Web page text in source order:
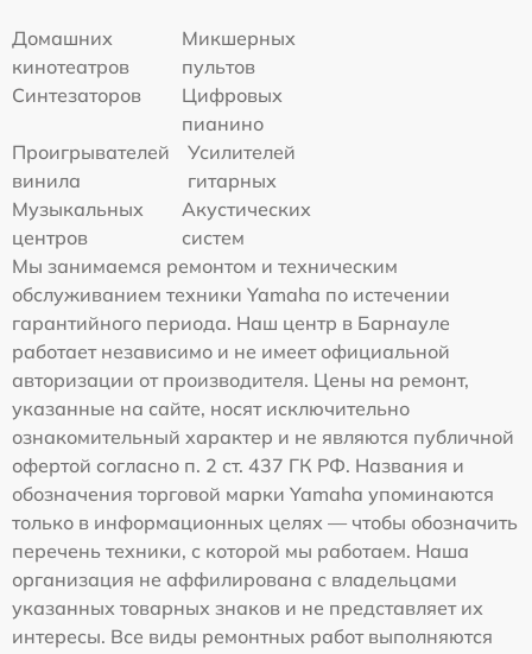
Домашних
кинотеатров
Микшерных
пультов
Синтезаторов
Цифровых
пианино
Проигрывателей
винила
Усилителей
гитарных
Музыкальных
центров
Акустических
систем
Мы занимаемся ремонтом и техническим
обслуживанием техники Yamaha по истечении
гарантийного периода. Наш центр в Барнауле
работает независимо и не имеет официальной
авторизации от производителя. Цены на ремонт,
указанные на сайте, носят исключительно
ознакомительный характер и не являются публичной
офертой согласно п. 2 ст. 437 ГК РФ. Названия и
обозначения торговой марки Yamaha упоминаются
только в информационных целях — чтобы обозначить
перечень техники, с которой мы работаем. Наша
организация не аффилирована с владельцами
указанных товарных знаков и не представляет их
интересы. Все виды ремонтных работ выполняются